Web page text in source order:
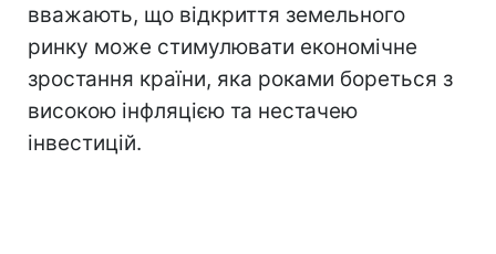
вважають, що відкриття земельного
ринку може стимулювати економічне
зростання країни, яка роками бореться з
високою інфляцією та нестачею
інвестицій.